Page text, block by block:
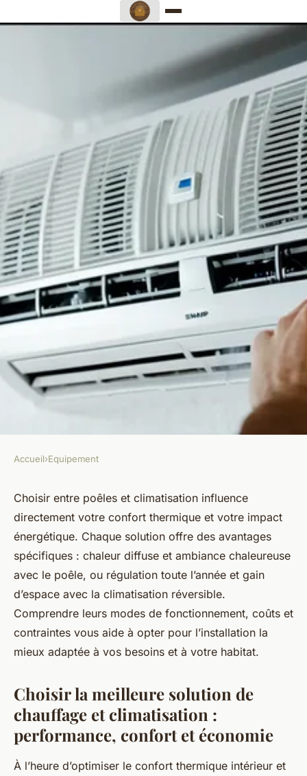
EQUIPEMENT
Poêles et climatisation : les
solutions pour votre bien-être
Thaïs•21 août 2025•4 min de lecture
Accueil›Equipement
Choisir entre poêles et climatisation influence
directement votre confort thermique et votre impact
énergétique. Chaque solution offre des avantages
spécifiques : chaleur diffuse et ambiance chaleureuse
avec le poêle, ou régulation toute l’année et gain
d’espace avec la climatisation réversible.
Comprendre leurs modes de fonctionnement, coûts et
contraintes vous aide à opter pour l’installation la
mieux adaptée à vos besoins et à votre habitat.
Choisir la meilleure solution de
chauffage et climatisation :
performance, confort et économie
À l’heure d’optimiser le confort thermique intérieur et